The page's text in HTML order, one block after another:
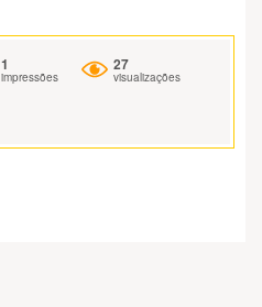
1
impressões
27
visualizações